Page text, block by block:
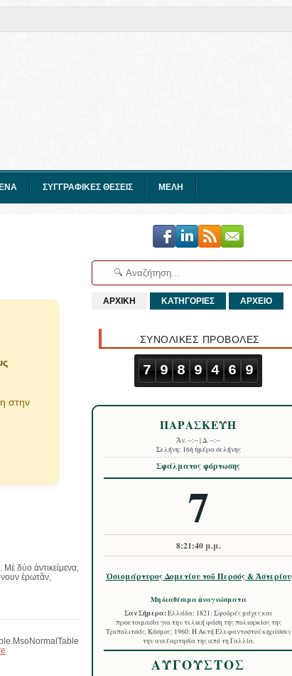
ΣΥΓΓΡΑΦΙΚΕΣ ΘΕΣΕΙΣ ΜΕΛΗ
στην
δύο ἀντικείμενα,
ἐρωτᾶν,
ΑΡΧΙΚΗ ΚΑΤΗΓΟΡΙΕΣ ΑΡΧΕΙΟ
ΣΥΝΟΛΙΚΕΣ ΠΡΟΒΟΛΕΣ
7 9 8 9 4 6 9
ΠΑΡΑΣΚΕΥΗ
Ἀν.--:--| Δ.--:--
Σελήνη: 16ὴ ἡμέρα σελήνης
Σφάλματος φόρτωσης
7
8:21:41 μ.μ.
Ὁσιομάρτυρος Δομετίου τοῦ Περσός & Ἀστερίου
Μη διαθέσιμα ἀναγνώσματα
Σαν Σήμερα:Ελλάδα: 1821: Σφοδρές μάχες και
προετοιμασία για την τελική φάση της πολιορκίας της
Τριπολιτσάς. Κόσμος: 1960: Η Ακτή Ελεφαντοστού κηρύσσει
την ανεξαρτησία της από τη Γαλλία.
ΑΥΓΟΥΣΤΟΣ